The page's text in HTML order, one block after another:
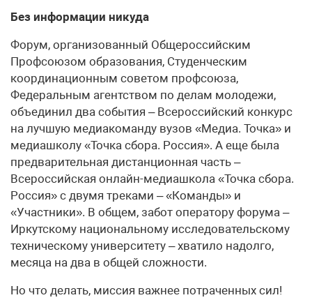
Без информации никуда
Форум, организованный Общероссийским
Профсоюзом образования, Студенческим
координационным советом профсоюза,
Федеральным агентством по делам молодежи,
объединил два события – Всероссийский конкурс
на лучшую медиакоманду вузов «Медиа. Точка» и
медиашколу «Точка сбора. Россия». А еще была
предварительная дистанционная часть –
Всероссийская онлайн-медиашкола «Точка сбора.
Россия» с двумя треками – «Команды» и
«Участники». В общем, забот оператору форума –
Иркутскому национальному исследовательскому
техническому университету – хватило надолго,
месяца на два в общей сложности.
Но что делать, миссия важнее потраченных сил!